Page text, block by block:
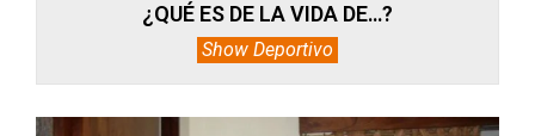
ARGENTINA
¿QUÉ ES DE LA VIDA DE…?
Show Deportivo